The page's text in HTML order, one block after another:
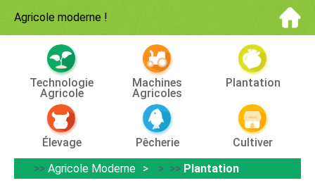
Agricole moderne !
Technologie
Agricole
Machines
Agricoles
Plantation
Élevage Pêcherie
Cultiver
>> Agricole Moderne > >> Plantation